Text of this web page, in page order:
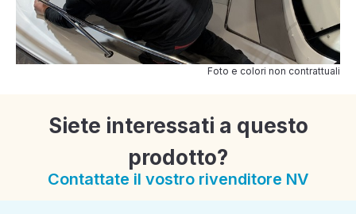
Foto e colori non contrattuali
Siete interessati a questo
prodotto?
Contattate il vostro rivenditore NV